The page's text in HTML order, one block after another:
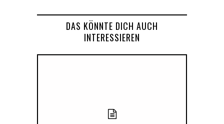
DAS KÖNNTE DICH AUCH
INTERESSIEREN